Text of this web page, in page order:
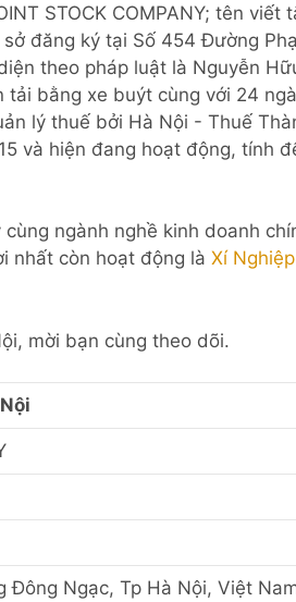
hoạt động tại địa chỉ đã
ký
STOCK COMPANY; tên viết
sở đăng ký tại Số 454 Đường
theo pháp luật là Nguyễn
tải bằng xe buýt cùng với 24
lý thuế bởi Hà Nội - Thuế
và hiện đang hoạt động, tính
cùng ngành nghề kinh doanh
nhất còn hoạt động là Xí
mời bạn cùng theo dõi.
Đông Ngạc, Tp Hà Nội, Việt